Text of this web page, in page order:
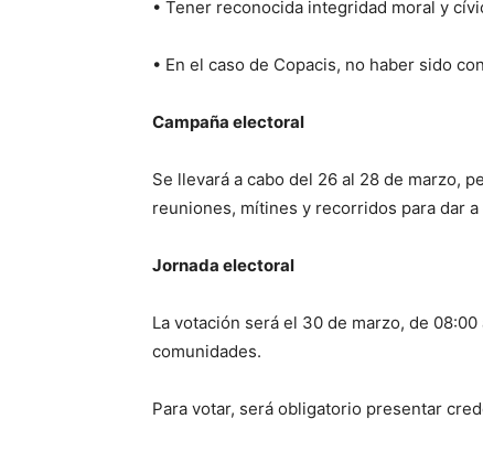
• Tener reconocida integridad moral y
• En el caso de Copacis, no haber sido
Campaña electoral
Se llevará a cabo del 26 al 28 de marzo,
reuniones, mítines y recorridos para dar
Jornada electoral
La votación será el 30 de marzo, de
comunidades.
Para votar, será obligatorio presentar